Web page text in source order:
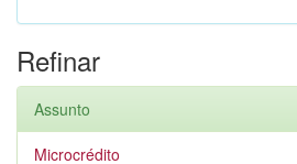
Refinar
Assunto
Microcrédito